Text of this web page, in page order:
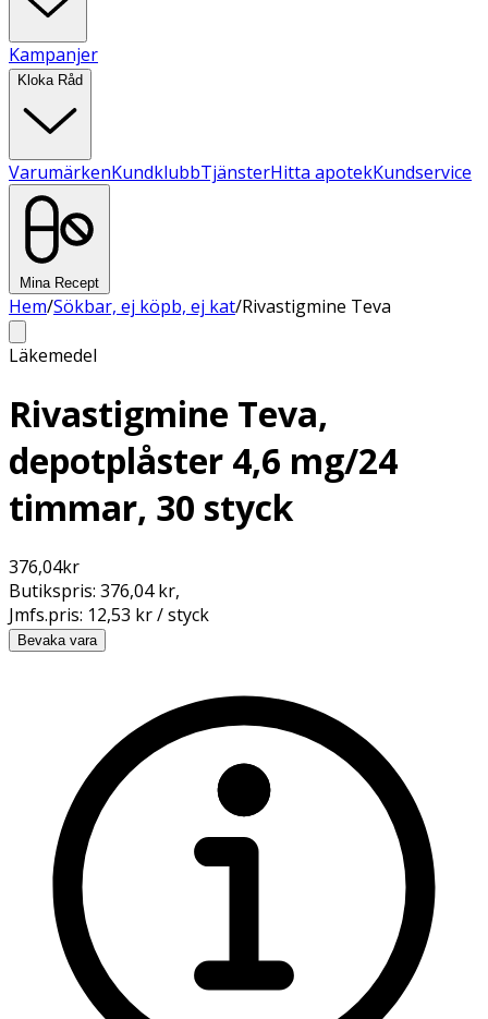
Kampanjer
Kloka Råd
VarumärkenKundklubbTjänsterHitta apotekKundservice
Mina Recept
Hem/Sökbar, ej köpb, ej kat/Rivastigmine Teva
Läkemedel
Rivastigmine Teva,
depotplåster 4,6 mg/24
timmar, 30 styck
376,04kr
Butikspris: 376,04 kr,
Jmfs.pris: 12,53 kr / styck
Bevaka vara